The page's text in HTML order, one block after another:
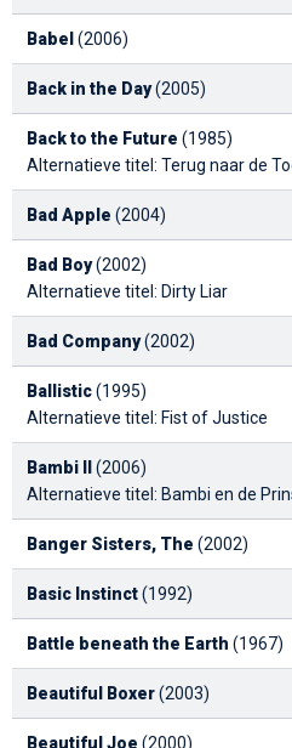
Babel (2006)
Back in the Day(2005)
Back to the Future (1985)
Alternatieve titel: Terug naar de
Bad Apple (2004)
Bad Boy(2002)
Alternatieve titel: Dirty Liar
Bad Company(2002)
Ballistic(1995)
Alternatieve titel: Fist of Justice
Bambi II
(2006)
Alternatieve titel: Bambi en de
Banger Sisters, The (2002)
Basic Instinct(1992)
Battle beneath the Earth (1967)
Beautiful Boxer(2003)
Beautiful Joe (2000)